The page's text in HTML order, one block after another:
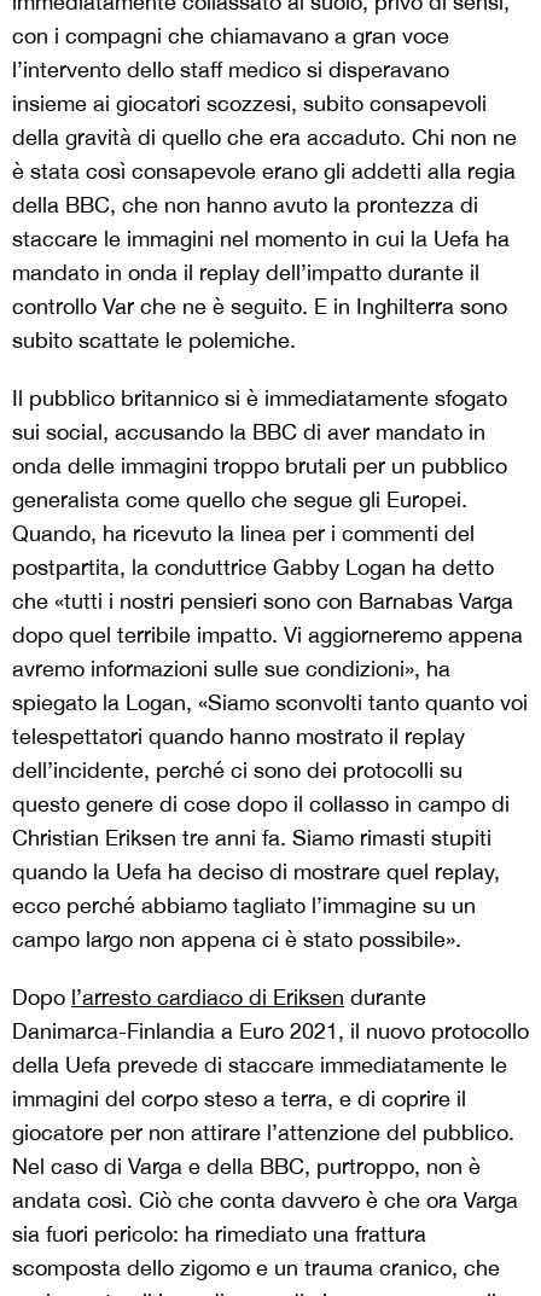
con i compagni che chiamavano a gran voce
l’intervento dello staff medico si disperavano
insieme ai giocatori scozzesi, subito consapevoli
della gravità di quello che era accaduto. Chi non ne
è stata così consapevole erano gli addetti alla regia
della BBC, che non hanno avuto la prontezza di
staccare le immagini nel momento in cui la Uefa ha
mandato in onda il replay dell’impatto durante il
controllo Var che ne è seguito. E in Inghilterra sono
subito scattate le polemiche.
Il pubblico britannico si è immediatamente sfogato
sui social, accusando la BBC di aver mandato in
onda delle immagini troppo brutali per un pubblico
generalista come quello che segue gli Europei.
Quando, ha ricevuto la linea per i commenti del
postpartita, la conduttrice Gabby Logan ha detto
che «tutti i nostri pensieri sono con Barnabas Varga
dopo quel terribile impatto. Vi aggiorneremo appena
avremo informazioni sulle sue condizioni», ha
spiegato la Logan, «Siamo sconvolti tanto quanto voi
telespettatori quando hanno mostrato il replay
dell’incidente, perché ci sono dei protocolli su
questo genere di cose dopo il collasso in campo di
Christian Eriksen tre anni fa. Siamo rimasti stupiti
quando la Uefa ha deciso di mostrare quel replay,
ecco perché abbiamo tagliato l’immagine su un
campo largo non appena ci è stato possibile».
Dopo l’arresto cardiaco di Eriksen durante
Danimarca-Finlandia a Euro 2021, il nuovo protocollo
della Uefa prevede di staccare immediatamente le
immagini del corpo steso a terra, e di coprire il
giocatore per non attirare l’attenzione del pubblico.
Nel caso di Varga e della BBC, purtroppo, non è
andata così. Ciò che conta davvero è che ora Varga
sia fuori pericolo: ha rimediato una frattura
scomposta dello zigomo e un trauma cranico, che